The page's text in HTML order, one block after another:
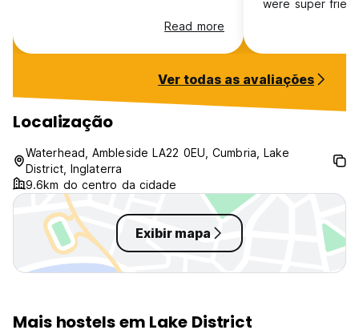
Read more
were super
doing my own
pressure of the
Ver todas as avaliações
Localização
Waterhead, Ambleside LA22 0EU, Cumbria, Lake
District, Inglaterra
9.6km do centro da cidade
Exibir mapa
Mais hostels em Lake District